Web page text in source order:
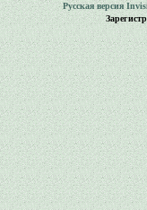
Русская версия